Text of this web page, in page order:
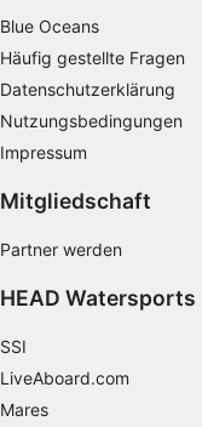
Blue Oceans
Häufig gestellte Fragen
Datenschutzerklärung
Nutzungsbedingungen
Impressum
Mitgliedschaft
Partner werden
HEAD Watersports
SSI
LiveAboard.com
Mares
Messung der
Analyse von
verschiedenen
Entwicklung und
IAB-Besonderheiten:
Verwendung